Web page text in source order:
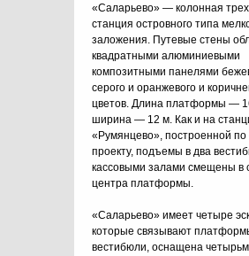
«Саларьево» — колонная
станция островного типа
заложения. Путевые стены
квадратными алюминиевыми
композитными панелями
серого и оранжевого и
цветов. Длина платформы —
ширина — 12 м. Как и на
«Румянцево», построенной по
проекту, подъемы в два
кассовыми залами смещены в
центра платформы.
«Саларьево» имеет четыре
которые связывают
вестибюли, оснащена